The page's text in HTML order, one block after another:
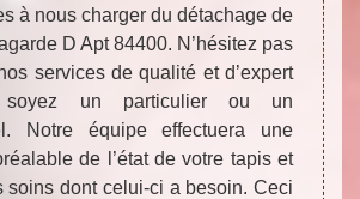
à nous charger du détachage de
D Apt 84400. N’hésitez pas
services de qualité et d’expert
un particulier ou un
Notre équipe effectuera une
de l’état de votre tapis et
soins dont celui-ci a besoin. Ceci